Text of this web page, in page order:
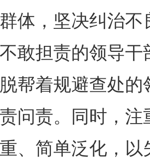
体，坚决纠治
敢担责的领导干
帮着规避查处
问责。同时，
、简单泛化，